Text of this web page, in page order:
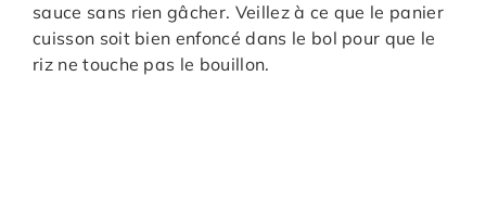
sauce sans rien gâcher. Veillez à ce que le panier
cuisson soit bien enfoncé dans le bol pour que le
riz ne touche pas le bouillon.